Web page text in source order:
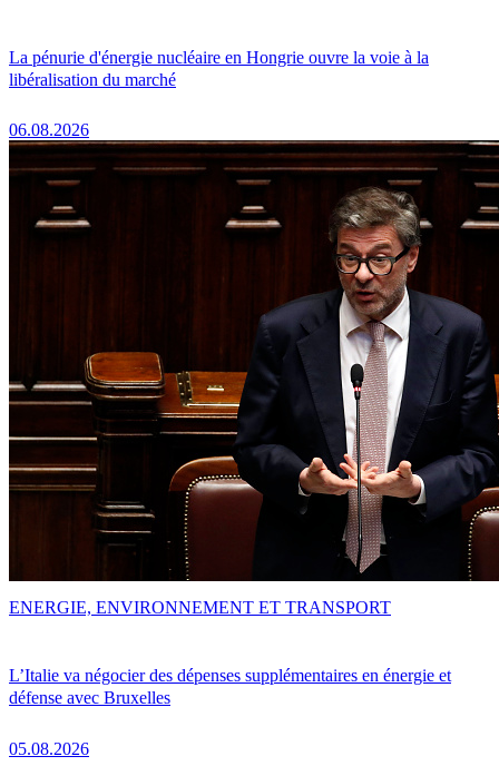
La pénurie d'énergie nucléaire en Hongrie ouvre la voie à la
libéralisation du marché
06.08.2026
L’Italie va négocier des dépenses supplémentaires en énergie et
défense avec Bruxelles
05.08.2026
ENERGIE, ENVIRONNEMENT ET TRANSPORT